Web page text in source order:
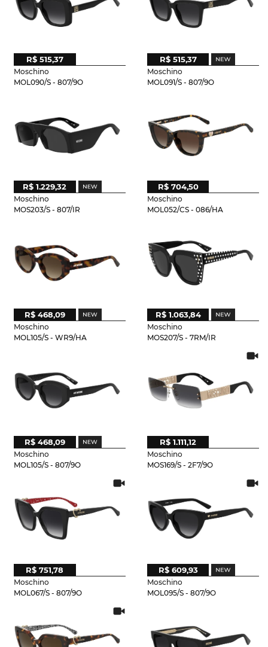
Moschino
MOL090/S - 807/9O
R$ 515,37
Moschino
MOL091/S - 807/9O
R$ 515,37
Moschino
MOS203/S - 807/IR
R$ 1.229,32
Moschino
MOL052/CS - 086/HA
R$ 704,50
Moschino
MOL105/S - WR9/HA
R$ 468,09
Moschino
MOS207/S - 7RM/IR
R$ 1.063,84
Moschino
MOL105/S - 807/9O
R$ 468,09
Moschino
MOS169/S - 2F7/9O
R$ 1.111,12
Moschino
MOL067/S - 807/9O
R$ 751,78
Moschino
MOL095/S - 807/9O
R$ 609,93